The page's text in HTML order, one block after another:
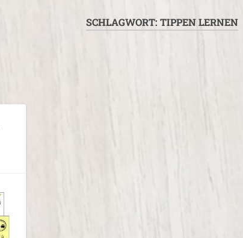
SCHLAGWORT: TIPPEN LERNEN